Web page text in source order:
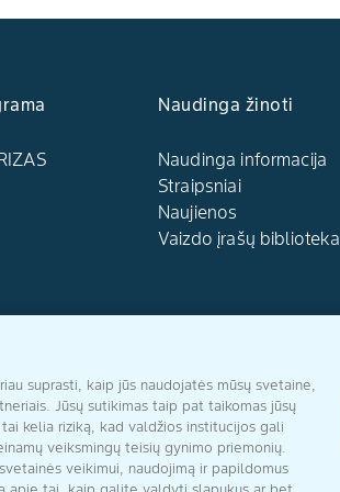
Naudinga žinoti
Naudinga informacija
Straipsniai
Naujienos
Vaizdo įrašų biblioteka
Sekite mus
suprasti, kaip jūs naudojatės mūsų svetaine,
Jūsų sutikimas taip pat taikomas jūsų
kelia riziką, kad valdžios institucijos gali
veiksmingų teisių gynimo priemonių.
veikimui, naudojimą ir papildomus